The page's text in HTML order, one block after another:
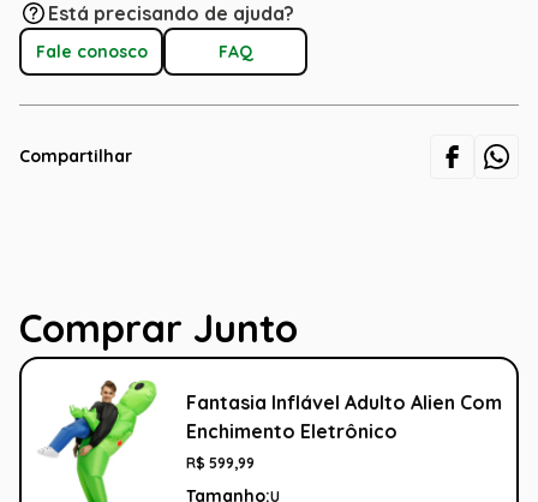
Está precisando de ajuda?
Fale conosco FAQ
Compartilhar
Comprar Junto
Fantasia Inflável Adulto Alien Com
Enchimento Eletrônico
R$ 599,99
Tamanho:U